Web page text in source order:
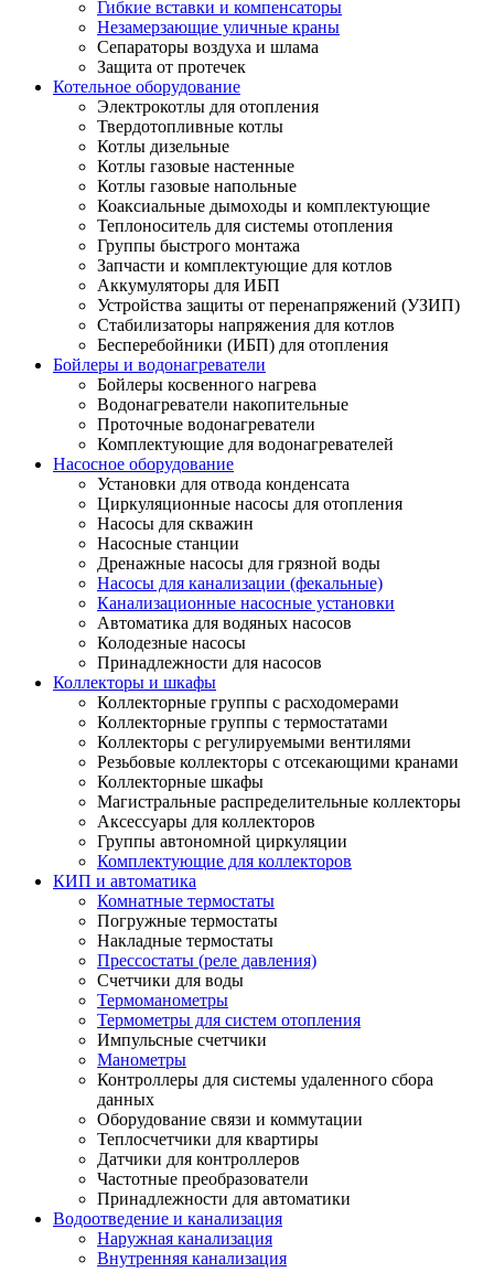
Гибкие вставки и компенсаторы
Незамерзающие уличные краны
Сепараторы воздуха и шлама
Защита от протечек
Котельное оборудование
Электрокотлы для отопления
Твердотопливные котлы
Котлы дизельные
Котлы газовые настенные
Котлы газовые напольные
Коаксиальные дымоходы и комплектующие
Теплоноситель для системы отопления
Группы быстрого монтажа
Запчасти и комплектующие для котлов
Аккумуляторы для ИБП
Устройства защиты от перенапряжений (УЗИП)
Стабилизаторы напряжения для котлов
Бесперебойники (ИБП) для отопления
Бойлеры и водонагреватели
Бойлеры косвенного нагрева
Водонагреватели накопительные
Проточные водонагреватели
Комплектующие для водонагревателей
Насосное оборудование
Установки для отвода конденсата
Циркуляционные насосы для отопления
Насосы для скважин
Насосные станции
Дренажные насосы для грязной воды
Насосы для канализации (фекальные)
Канализационные насосные установки
Автоматика для водяных насосов
Колодезные насосы
Принадлежности для насосов
Коллекторы и шкафы
Коллекторные группы с расходомерами
Коллекторные группы с термостатами
Коллекторы с регулируемыми вентилями
Резьбовые коллекторы с отсекающими кранами
Коллекторные шкафы
Магистральные распределительные коллекторы
Аксессуары для коллекторов
Группы автономной циркуляции
Комплектующие для коллекторов
КИП и автоматика
Комнатные термостаты
Погружные термостаты
Накладные термостаты
Прессостаты (реле давления)
Счетчики для воды
Термоманометры
Термометры для систем отопления
Импульсные счетчики
Манометры
Контроллеры для системы удаленного сбора
данных
Оборудование связи и коммутации
Теплосчетчики для квартиры
Датчики для контроллеров
Частотные преобразователи
Принадлежности для автоматики
Водоотведение и канализация
Наружная канализация
Внутренняя канализация